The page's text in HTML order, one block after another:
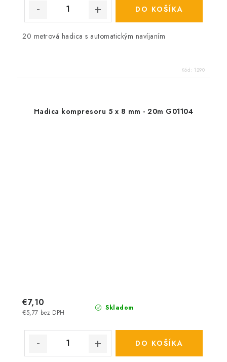
DO KOŠÍKA
20 metrová hadica s automatickým navíjaním
Kód: 1290
Hadica kompresoru 5 x 8 mm - 20m G01104
Skladom
€5,77 bez DPH
€7,10
DO KOŠÍKA